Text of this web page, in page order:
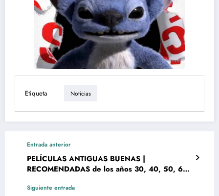
Etiqueta Noticias
Entrada anterior
PELÍCULAS ANTIGUAS BUENAS |
RECOMENDADAS de los años 30, 40, 50, 60
DIRECTORES DE FOTOGRAFÍA
Siguiente entrada